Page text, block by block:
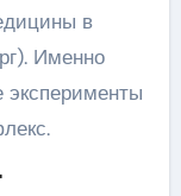
в
Именно
эксперименты